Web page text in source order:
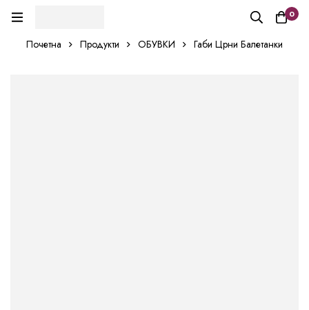
0
Почетна Продукти ОБУВКИ Габи Црни Балетанки